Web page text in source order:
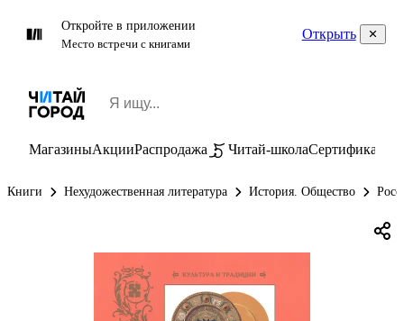
Откройте в приложении
Место встречи с книгами
Открыть
МагазиныАкцииРаспродажа Читай-школаСертификаты
Книги Нехудожественная литература История. Общество